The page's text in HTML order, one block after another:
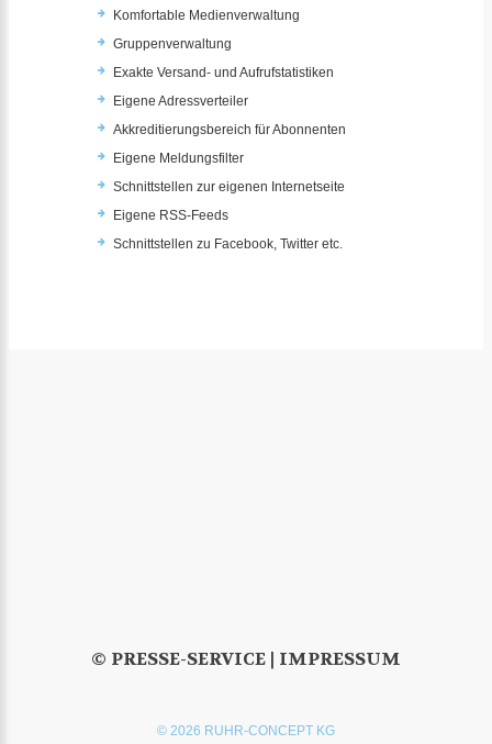
Komfortable Medienverwaltung
Gruppenverwaltung
Exakte Versand- und Aufrufstatistiken
Eigene Adressverteiler
Akkreditierungsbereich für Abonnenten
Eigene Meldungsfilter
Schnittstellen zur eigenen Internetseite
Eigene RSS-Feeds
Schnittstellen zu Facebook, Twitter etc.
© PRESSE-SERVICE | IMPRESSUM
© 2026 RUHR-CONCEPT KG